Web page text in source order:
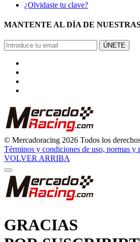
MANTENTE AL DÍA DE
© Mercadoracing 2026 Todos los derechos
Términos y condiciones de uso, normas y
VOLVER ARRIBA
POR